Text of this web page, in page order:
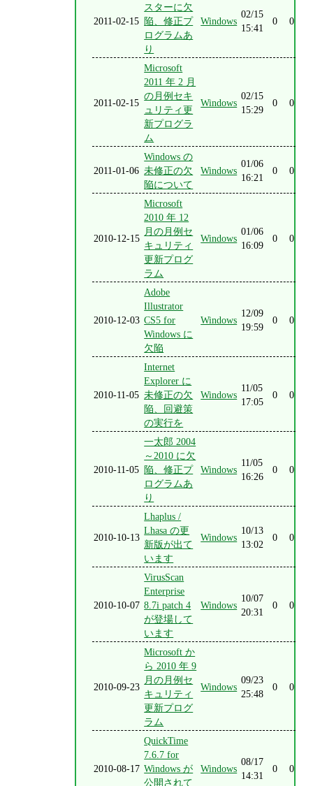
2011-02-15
スターに欠
陥、修正プ
ログラムあ
り
Windows
02/15
15:41
0 0
2011-02-15
Microsoft
2011 年 2 月
の月例セキ
ュリティ更
新プログラ
ム
Windows
02/15
15:29
0 0
2011-01-06
Windows の
未修正の欠
陥について
Windows
01/06
16:21
0 0
2010-12-15
Microsoft
2010 年 12
月の月例セ
キュリティ
更新プログ
ラム
Windows
01/06
16:09
0 0
2010-12-03
Adobe
Illustrator
CS5 for
Windows に
欠陥
Windows
12/09
19:59
0 0
2010-11-05
Internet
Explorer に
未修正の欠
陥、回避策
の実行を
Windows
11/05
17:05
0 0
2010-11-05
一太郎 2004
～2010 に欠
陥、修正プ
ログラムあ
り
Windows
11/05
16:26
0 0
2010-10-13
Lhaplus /
Lhasa の更
新版が出て
います
Windows
10/13
13:02
0 0
2010-10-07
VirusScan
Enterprise
8.7i patch 4
が登場して
います
Windows
10/07
20:31
0 0
2010-09-23
Microsoft か
ら 2010 年 9
月の月例セ
キュリティ
更新プログ
ラム
Windows
09/23
25:48
0 0
2010-08-17
QuickTime
7.6.7 for
Windows が
公開されて
Windows
08/17
14:31
0 0